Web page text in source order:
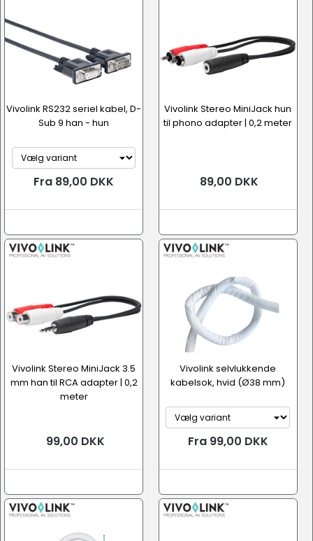
Vivolink RS232 seriel kabel, D-
Sub 9 han - hun
Fra 89,00 DKK
Vivolink Stereo MiniJack hun
til phono adapter | 0,2 meter
89,00 DKK
Vivolink Stereo MiniJack 3.5
mm han til RCA adapter | 0,2
meter
99,00 DKK
Vivolink selvlukkende
kabelsok, hvid (Ø38 mm)
Fra 99,00 DKK